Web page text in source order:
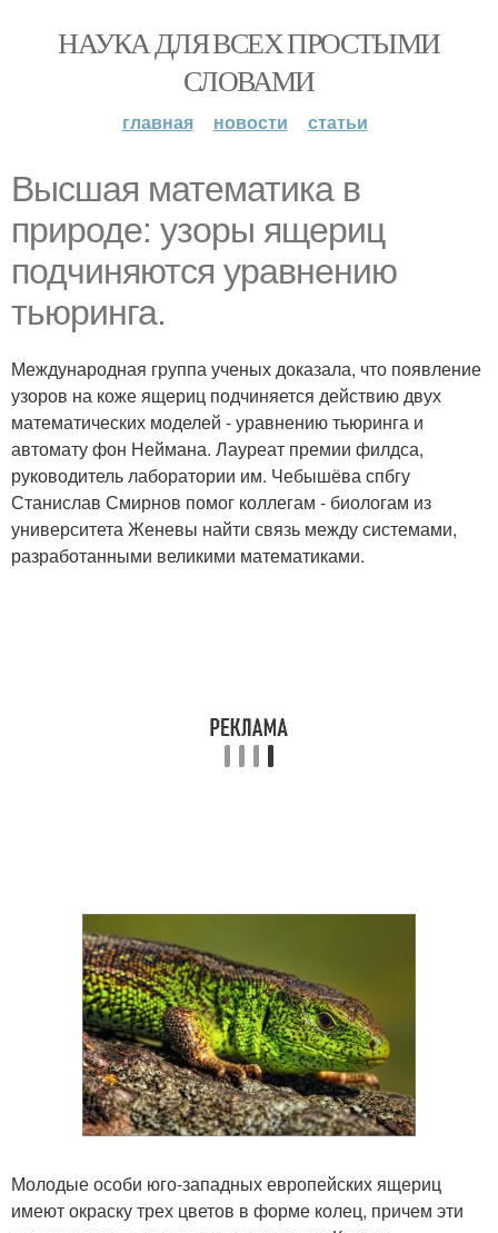
НАУКА ДЛЯ ВСЕХ ПРОСТЫМИ
СЛОВАМИ
главная новости статьи
Высшая математика в
природе: узоры ящериц
подчиняются уравнению
тьюринга.
Международная группа ученых доказала, что появление
узоров на коже ящериц подчиняется действию двух
математических моделей - уравнению тьюринга и
автомату фон Неймана. Лауреат премии филдса,
руководитель лаборатории им. Чебышёва спбгу
Станислав Смирнов помог коллегам - биологам из
университета Женевы найти связь между системами,
разработанными великими математиками.
Молодые особи юго-западных европейских ящериц
имеют окраску трех цветов в форме колец, причем эти